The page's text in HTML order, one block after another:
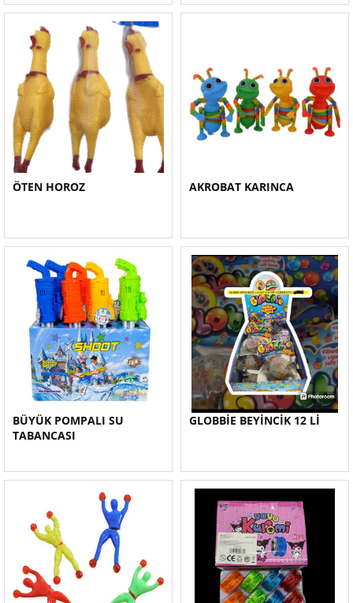
ÖTEN HOROZ AKROBAT KARINCA
BÜYÜK POMPALI SU
TABANCASI
GLOBBİE BEYİNCİK 12 Lİ